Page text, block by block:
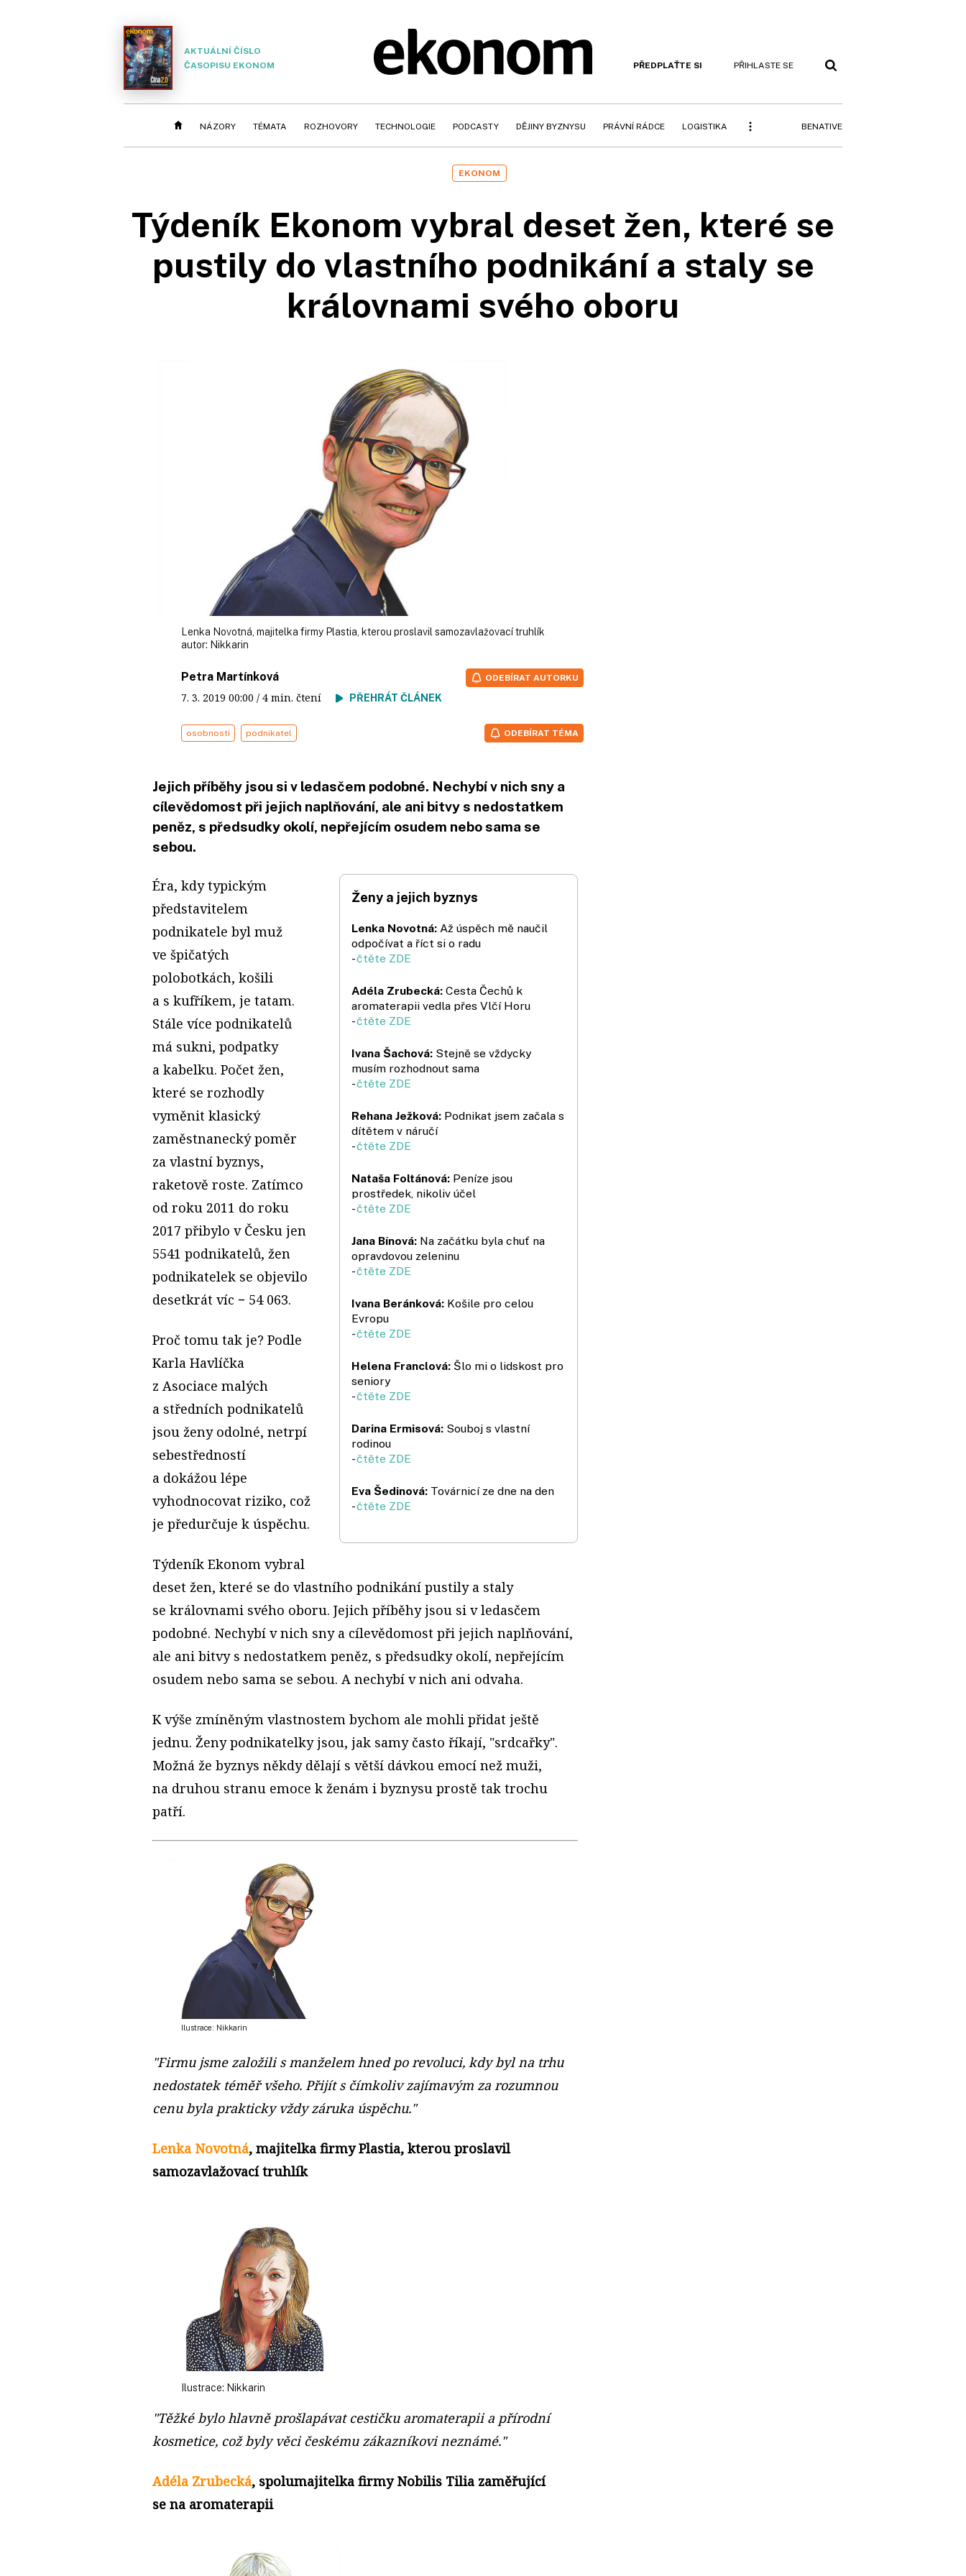
AKTUÁLNÍ ČÍSLO
ČASOPISU EKONOM
PŘEDPLAŤTE SI PŘIHLASTE SE
NÁZORY TÉMATA ROZHOVORY TECHNOLOGIE PODCASTY DĚJINY BYZNYSU PRÁVNÍ RÁDCE LOGISTIKA BENATIVE
EKONOM
Týdeník Ekonom vybral deset žen, které se
pustily do vlast­ního podnikání a staly se
královnami svého oboru
Lenka Novotná, majitelka firmy Plastia, kterou proslavil samozavlažovací truhlík
autor: Nikkarin
Petra Martínková
7. 3. 2019 00:00 / 4 min. čtení PŘEHRÁT ČLÁNEK
ODEBÍRAT AUTORKU
osobnosti podnikatel ODEBÍRAT TÉMA
Jejich příběhy jsou si v ledasčem podobné. Nechybí v nich sny a
cílevědomost při jejich naplňování, ale ani bitvy s nedostatkem
peněz, s předsudky okolí, nepřejícím osudem nebo sama se
sebou.
Ženy a jejich byznys
Lenka Novotná: Až úspěch mě naučil
odpočívat a říct si o radu
-čtěte ZDE
Adéla Zrubecká: Cesta Čechů k
aromaterapii vedla přes Vlčí Horu
-čtěte ZDE
Ivana Šachová: Stejně se vždycky
musím rozhodnout sama
-čtěte ZDE
Rehana Ježková: Podnikat jsem začala s
dítětem v náručí
-čtěte ZDE
Nataša Foltánová: Peníze jsou
prostředek, nikoliv účel
-čtěte ZDE
Jana Bínová: Na začátku byla chuť na
opravdovou zeleninu
-čtěte ZDE
Ivana Beránková: Košile pro celou
Evropu
-čtěte ZDE
Helena Franclová: Šlo mi o lidskost pro
seniory
-čtěte ZDE
Darina Ermisová: Souboj s vlastní
rodinou
-čtěte ZDE
Eva Šedinová: Továrnicí ze dne na den
-čtěte ZDE
Éra, kdy typickým
představitelem
podnikatele byl muž
ve špičatých
polobotkách, košili
a s kufříkem, je tatam.
Stále více podnikatelů
má sukni, podpatky
a kabelku. Počet žen,
které se rozhodly
vyměnit klasický
zaměstnanecký poměr
za vlastní byznys,
raketově roste. Zatímco
od roku 2011 do roku
2017 přibylo v Česku jen
5541 podnikatelů, žen
podnikatelek se objevilo
desetkrát víc − 54 063.
Proč tomu tak je? Podle
Karla Havlíčka
z Asociace malých
a středních podnikatelů
jsou ženy odolné, netrpí
sebestředností
a dokážou lépe
vyhodnocovat riziko, což
je předurčuje k úspěchu.
Týdeník Ekonom vybral
deset žen, které se do vlast­ního podnikání pustily a staly
se královnami svého oboru. Jejich příběhy jsou si v ledasčem
podobné. Nechybí v nich sny a cílevědomost při jejich naplňování,
ale ani bitvy s nedostatkem peněz, s předsudky okolí, nepřejícím
osudem nebo sama se sebou. A nechybí v nich ani odvaha.
K výše zmíněným vlastnostem bychom ale mohli přidat ještě
jednu. Ženy podnikatelky jsou, jak samy často říkají, "srdcařky".
Možná že byznys někdy dělají s větší dávkou emocí než muži,
na druhou stranu emoce k ženám i byznysu prostě tak trochu
patří.
Ilustrace: Nikkarin
"Firmu jsme založili s manželem hned po revoluci, kdy byl na trhu
nedostatek téměř všeho. Přijít s čímkoliv zajímavým za rozumnou
cenu byla prakticky vždy záruka úspěchu."
Lenka Novotná, majitelka firmy Plastia, kterou proslavil
samozavlažovací truhlík
Ilustrace: Nikkarin
"Těžké bylo hlavně prošlapávat cestičku aromaterapii a přírodní
kosmetice, což byly věci českému zákazníkovi neznámé."
Adéla Zrubecká, spolumajitelka firmy Nobilis Tilia zaměřující
se na aromaterapii